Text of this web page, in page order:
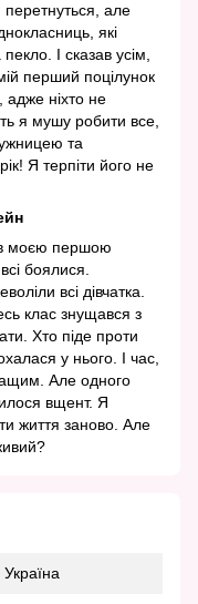
але
які
І сказав усім,
перший поцілунок
адже ніхто не
я мушу робити все,
та
Я терпіти його не
моєю першою
боялися.
всі дівчатка.
клас знущався з
Хто піде проти
у нього. І час,
Але одного
вщент. Я
життя заново. Але
Україна